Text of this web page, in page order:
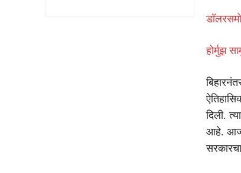
होर्मुझ
दिली.
आहे. आज